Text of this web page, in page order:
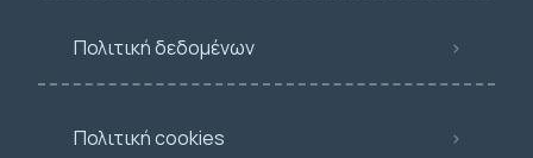
Πολιτική δεδομένων
Πολιτική cookies